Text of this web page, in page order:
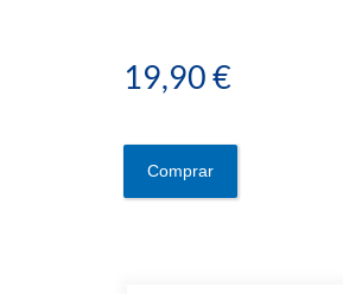
19,90 €
Comprar